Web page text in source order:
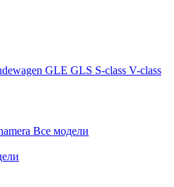
GLE GLS S-class V-class
Все модели